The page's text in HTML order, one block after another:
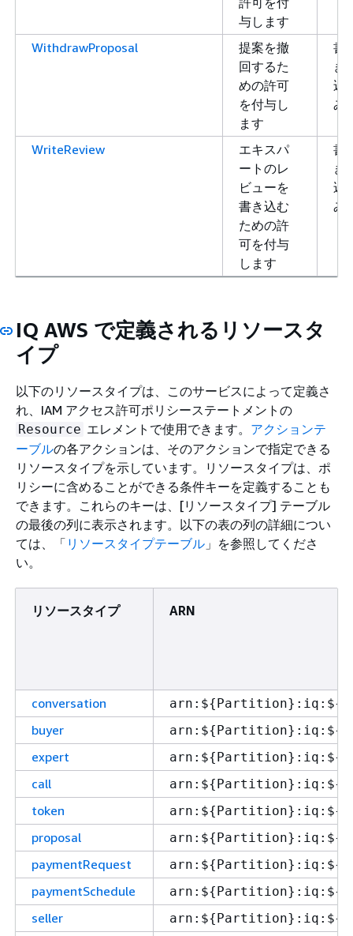
与します
WithdrawProposal
提案を撤
回するた
めの許可
を付与し
ます
書
き
込
み
WriteReview
エキスパ
ートのレ
ビューを
書き込む
ための許
可を付与
します
書
き
込
み
IQ AWS で定義されるリソースタ
イプ
以下のリソースタイプは、このサービスによって定義さ
れ、IAM アクセス許可ポリシーステートメントの
Resource エレメントで使用できます。 アクションテ
ーブルの各アクションは、そのアクションで指定できる
リソースタイプを示しています。リソースタイプは、ポ
リシーに含めることができる条件キーを定義することも
できます。これらのキーは、[リソースタイプ] テーブル
の最後の列に表示されます。以下の表の列の詳細につい
ては、「 リソースタイプテーブル 」を参照してくださ
い。
リソースタイプ ARN
conversation arn:${Partition}:iq:${
buyer arn:${Partition}:iq:${
expert arn:${Partition}:iq:${
call arn:${Partition}:iq:${
token arn:${Partition}:iq:${
proposal arn:${Partition}:iq:${
paymentRequest arn:${Partition}:iq:${
paymentSchedule arn:${Partition}:iq:${
seller arn:${Partition}:iq:${